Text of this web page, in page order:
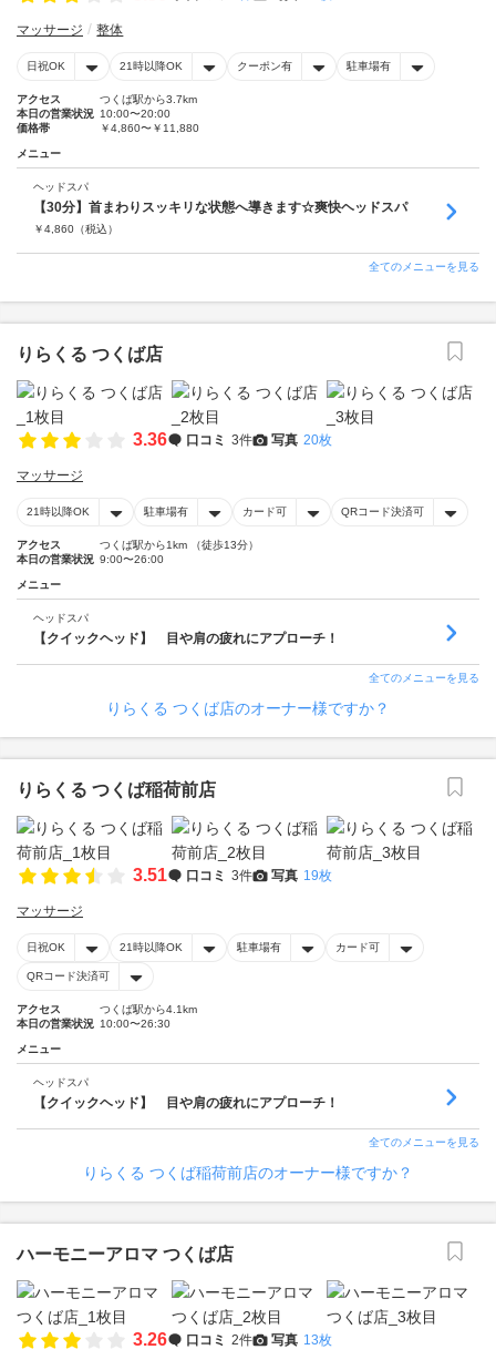
マッサージ 整体
日祝OK 21時以降OK クーポン有 駐車場有
アクセス
つくば駅から3.7km
本日の営業状況 10:00〜20:00
価格帯
￥4,860〜￥11,880
メニュー
ヘッドスパ
【30分】首まわりスッキリな状態へ導きます☆爽快ヘッドスパ
￥4,860 （税込）
全てのメニューを見る
りらくる つくば店
3.36 口コミ 3件 写真 20枚
マッサージ
21時以降OK 駐車場有 カード可 QRコード決済可
アクセス
つくば駅から1km （徒歩13分）
本日の営業状況 9:00〜26:00
メニュー
ヘッドスパ
【クイックヘッド】 目や肩の疲れにアプローチ！
全てのメニューを見る
りらくる つくば店のオーナー様ですか？
りらくる つくば稲荷前店
3.51 口コミ 3件 写真 19枚
マッサージ
日祝OK 21時以降OK 駐車場有 カード可
QRコード決済可
アクセス
つくば駅から4.1km
本日の営業状況 10:00〜26:30
メニュー
ヘッドスパ
【クイックヘッド】 目や肩の疲れにアプローチ！
全てのメニューを見る
りらくる つくば稲荷前店のオーナー様ですか？
ハーモニーアロマ つくば店
3.26 口コミ 2件 写真 13枚